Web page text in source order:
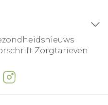
Zorgtarieven